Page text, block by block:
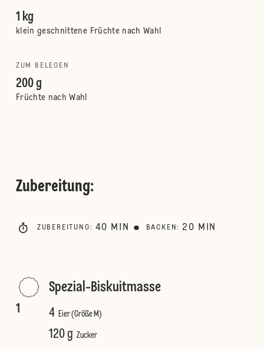
1 kg
klein geschnittene Früchte nach Wahl
ZUM BELEGEN
200 g
Früchte nach Wahl
Zubereitung:
ZUBEREITUNG : 40 MIN BACKEN : 20 MIN
1
Spezial-Biskuitmasse
4 Eier (Größe M)
120 g Zucker